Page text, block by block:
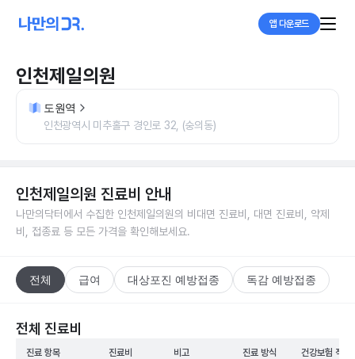
앱 다운로드
인천제일의원
도원역
인천광역시 미추홀구 경인로 32, (숭의동)
인천제일의원 진료비 안내
나만의닥터에서 수집한 인천제일의원의 비대면 진료비, 대면 진료비, 약제
비, 접종료 등 모든 가격을 확인해보세요.
전체 급여 대상포진 예방접종 독감 예방접종
전체 진료비
진료 항목 진료비 비고 진료 방식 건강보험 적용